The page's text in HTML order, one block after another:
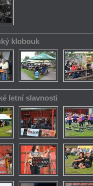
klobouk
letní slavnosti